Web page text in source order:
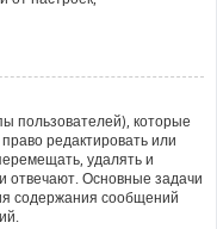
пользователей), которые
редактировать или
удалять и
отвечают. Основные задачи
содержания сообщений